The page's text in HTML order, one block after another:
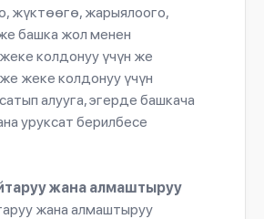
жүктөөгө, жарыялоого,
башка жол менен
колдонуу үчүн же
жеке колдонуу үчүн
алууга, эгерде башкача
уруксат берилбесе
жана алмаштыруу
жана алмаштыруу